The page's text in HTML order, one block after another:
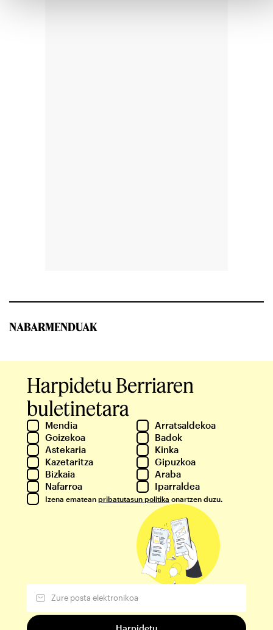
NABARMENDUAK
Harpidetu Berriaren
buletinetara
Mendia
Arratsaldekoa
Goizekoa
Badok
Astekaria
Kinka
Kazetaritza
Gipuzkoa
Bizkaia
Araba
Nafarroa
Iparraldea
Izena ematean pribatutasun politika onartzen duzu.